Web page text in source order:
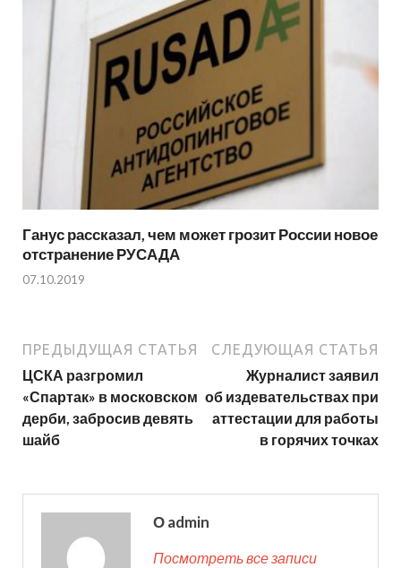
Ганус рассказал, чем может грозит России новое
отстранение РУСАДА
07.10.2019
ПРЕДЫДУЩАЯ СТАТЬЯ
ЦСКА разгромил
«Спартак» в московском
дерби, забросив девять
шайб
СЛЕДУЮЩАЯ СТАТЬЯ
Журналист заявил
об издевательствах при
аттестации для работы
в горячих точках
О admin
Посмотреть все записи